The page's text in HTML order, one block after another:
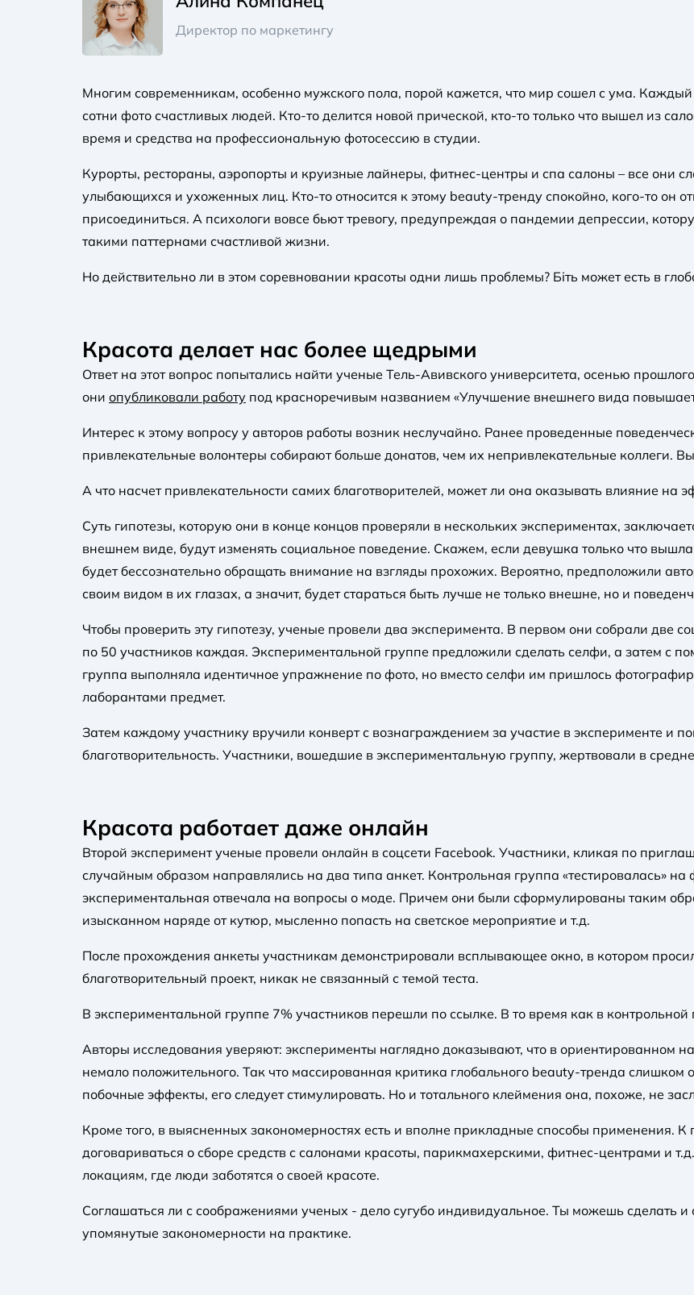
Директор по маркетингу
Многим современникам, особенно мужского пола, порой кажется, что мир сошел с ума.
сотни фото счастливых людей. Кто-то делится новой прической, кто-то только что вышел из
время и средства на профессиональную фотосессию в студии.
Курорты, рестораны, аэропорты и круизные лайнеры, фитнес-центры и спа салоны – все они
улыбающихся и ухоженных лиц. Кто-то относится к этому beauty-тренду спокойно, кого-то он
присоединиться. А психологи вовсе бьют тревогу, предупреждая о пандемии депрессии,
такими паттернами счастливой жизни.
Но действительно ли в этом соревновании красоты одни лишь проблемы? Біть может есть в
Красота делает нас более щедрыми
Ответ на этот вопрос попытались найти ученые Тель-Авивского университета, осенью
они опубликовали работу под красноречивым названием «Улучшение внешнего вида
Интерес к этому вопросу у авторов работы возник неслучайно. Ранее проведенные
привлекательные волонтеры собирают больше донатов, чем их непривлекательные коллеги.
А что насчет привлекательности самих благотворителей, может ли она оказывать влияние на
Суть гипотезы, которую они в конце концов проверяли в нескольких экспериментах,
внешнем виде, будут изменять социальное поведение. Скажем, если девушка только что
будет бессознательно обращать внимание на взгляды прохожих. Вероятно, предположили
своим видом в их глазах, а значит, будет стараться быть лучше не только внешне, но и
Чтобы проверить эту гипотезу, ученые провели два эксперимента. В первом они собрали две
по 50 участников каждая. Экспериментальной группе предложили сделать селфи, а затем с
группа выполняла идентичное упражнение по фото, но вместо селфи им пришлось
лаборантами предмет.
Затем каждому участнику вручили конверт с вознаграждением за участие в эксперименте и
благотворительность. Участники, вошедшие в экспериментальную группу, жертвовали в
Красота работает даже онлайн
Второй эксперимент ученые провели онлайн в соцсети Facebook. Участники, кликая по
случайным образом направлялись на два типа анкет. Контрольная группа «тестировалась» на
экспериментальная отвечала на вопросы о моде. Причем они были сформулированы таким
изысканном наряде от кутюр, мысленно попасть на светское мероприятие и т.д.
После прохождения анкеты участникам демонстрировали всплывающее окно, в котором
благотворительный проект, никак не связанный с темой теста.
В экспериментальной группе 7% участников перешли по ссылке. В то время как в контрольной
Авторы исследования уверяют: эксперименты наглядно доказывают, что в ориентированном
немало положительного. Так что массированная критика глобального beauty-тренда слишком
побочные эффекты, его следует стимулировать. Но и тотального клеймения она, похоже, не
Кроме того, в выясненных закономерностях есть и вполне прикладные способы применения.
договариваться о сборе средств с салонами красоты, парикмахерскими, фитнес-центрами и
локациям, где люди заботятся о своей красоте.
Соглашаться ли с соображениями ученых - дело сугубо индивидуальное. Ты можешь сделать
упомянутые закономерности на практике.